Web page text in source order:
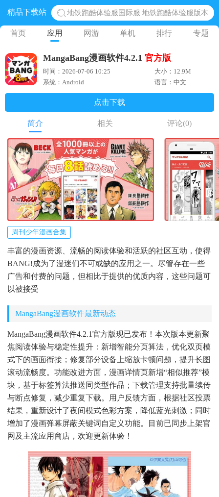
精品下载站
地铁跑酷体验服国际服 地铁跑酷体验服版本
网易光遇手游正版 点亮星空共庆周年
蛋仔派对下载 蛋仔派对体验服
奥特曼王者传奇 正版奥特曼游戏
首页 应用 网游 单机 排行 专题
MangaBang漫画软件4.2.1 官方版
时间：2026-07-06 10:25
大小：12.9M
系统：Android
语言：中文
点击下载
简介 相关 评论(0)
周刊少年漫画合集
丰富的漫画资源、流畅的阅读体验和活跃的社区互动，使得
BANG!成为了漫迷们不可或缺的应用之一。尽管存在一些
广告和付费的问题，但相比于提供的优质内容，这些问题可
以被接受
MangaBang漫画软件最新动态
MangaBang漫画软件4.2.1官方版现已发布！本次版本更新聚
焦阅读体验与稳定性提升：新增智能分页算法，优化双页模
式下的画面衔接；修复部分设备上缩放卡顿问题，提升长图
滚动流畅度。功能改进方面，漫画详情页新增“相似推荐”模
块，基于标签算法推送同类型作品；下载管理支持批量续传
与断点修复，减少重复下载。用户反馈方面，根据社区投票
结果，重新设计了夜间模式色彩方案，降低蓝光刺激；同时
增加了漫画弹幕屏蔽关键词自定义功能。目前已同步上架官
网及主流应用商店，欢迎更新体验！